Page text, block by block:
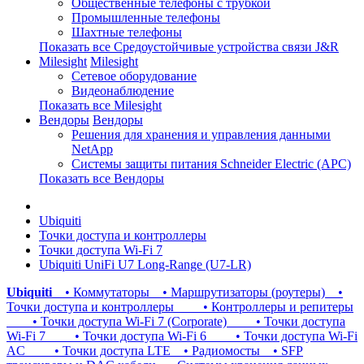
Общественные телефоны с трубкой
Промышленные телефоны
Шахтные телефоны
Показать все Средоустойчивые устройства связи J&R
Milesight Milesight
Сетевое оборудование
Видеонаблюдение
Показать все Milesight
Вендоры Вендоры
Решения для хранения и управления данными
NetApp
Системы защиты питания Schneider Electric (APC)
Показать все Вендоры
Ubiquiti
Точки доступа и контроллеры
Точки доступа Wi-Fi 7
Ubiquiti UniFi U7 Long-Range (U7-LR)
Ubiquiti
• Коммутаторы • Маршрутизаторы (роутеры)
•
Точки доступа и контроллеры
• Контроллеры и репитеры
• Точки доступа Wi-Fi 7 (Corporate)
• Точки доступа
Wi-Fi 7
• Точки доступа Wi-Fi 6
• Точки доступа Wi-Fi
AC
• Точки доступа LTE • Радиомосты
• SFP